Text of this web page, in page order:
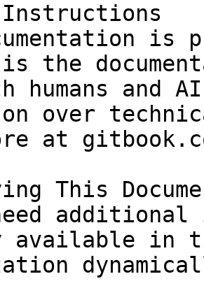
is
the
humans and
over
at
This
in